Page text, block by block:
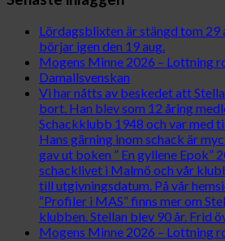
Lördagsblixten är stängd tom 29
börjar igen den 19 aug.
Mogens Minne 2026 – Lottning
Damallsvenskan
Vi har nåtts av beskedet att
bort. Han blev som 12 åring
Schackklubb 1948 och var med
Hans gärning inom schack är
gav ut boken ” En gyllene Epok”
schacklivet i Malmö och vår
till utgivningsdatum. På vår
“Profiler i MAS” finns mer om
klubben. Stellan blev 90 år. Frid
Mogens Minne 2026 – Lottning